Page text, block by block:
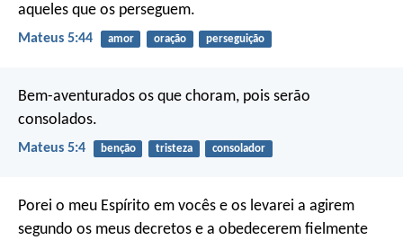
aqueles que os perseguem.
Mateus 5:44 amor oração perseguição
Bem-aventurados os que choram, pois serão
consolados.
Mateus 5:4 benção tristeza consolador
Porei o meu Espírito em vocês e os levarei a agirem
segundo os meus decretos e a obedecerem fielmente